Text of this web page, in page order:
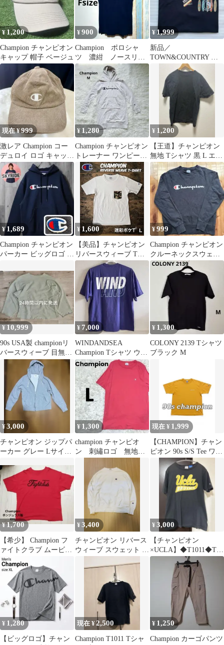
¥ 1,200
Champion チャンピオン
キャップ 帽子 ベージュ
¥900
Champion ポロシャ
ツ 濃紺 ノースリー
ブ Tシャツ フリー
サイズ
¥ 1,999
新品／
TOWN&COUNTRY 半
袖Tシャツ／メンズL
現在 ¥999
激レア Champion コー
デュロイ ロゴ キャップ
ベージュ 男女兼用
¥ 1,280
Champion チャンピオン
トレーナー ワンピース
長袖 M
¥ 1,200
【王道】チャンピオン
無地 Tシャツ 黒 L エル
サルバドル製 Champion
¥ 1,689
Champion チャンピオン
パーカー ビッグロゴ ネ
¥1,600
【美品】チャンピオン
リバースウィーブ Tシ
ャツ カモフラ 迷彩ポケ
ット 白 L
¥999
Champion チャンピオン
クルーネックスウェッ
ト M ブラック 黒
¥ 10,999
90s USA製 championリ
バースウィーブ 目無
¥ 7,000
WINDANDSEA
Champion Tシャツ ウィ
ンダンシー チャンピオ
ン
¥ 1,300
COLONY 2139 Tシャツ
ブラック M
¥3,000
チャンピオン ジップパ
ーカー グレー Lサイズ
47）定番
¥ 1,300
champion チャンピオ
ン 刺繡ロゴ 無地
現在 ¥ 1,999
【CHAMPION】チャン
ピオン 90s S/S Tee ワン
ポイントロゴ
¥1,700
【希少】 Champion フ
ァイトクラブ ムービー
オマージュ Tシャツ
XXL
¥3,400
チャンピオン リバース
ウィーブ スウェット 白
¥3,000
【チャンピオン
×UCLA】◆T1011◆Tシ
ャツ◆サイズＳ
¥ 1,280
【ビッグロゴ】チャン
現在 ¥2,500
Champion T1011 Tシャ
¥ 1,250
Champion カーゴパンツ